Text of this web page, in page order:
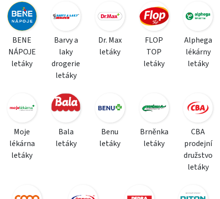
BENE
NÁPOJE
letáky
Barvy a
laky
drogerie
letáky
Dr. Max
letáky
FLOP
TOP
letáky
Alphega
lékárny
letáky
Moje
lékárna
letáky
Bala
letáky
Benu
letáky
Brněnka
letáky
CBA
prodejní
družstvo
letáky